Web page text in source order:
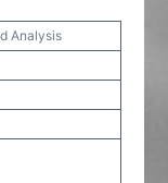
Analysis